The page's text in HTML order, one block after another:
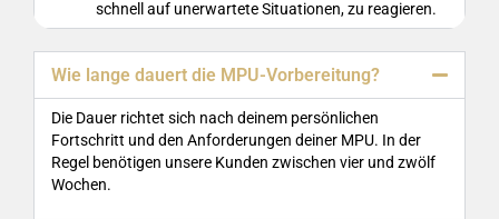
schnell auf unerwartete Situationen, zu reagieren.
Wie lange dauert die MPU-Vorbereitung?
Die Dauer richtet sich nach deinem persönlichen
Fortschritt und den Anforderungen deiner MPU. In der
Regel benötigen unsere Kunden zwischen vier und zwölf
Wochen.